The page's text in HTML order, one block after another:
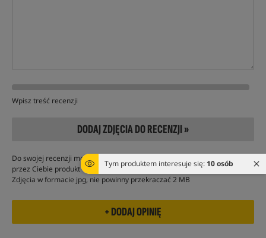
Tym produktem interesuje się: 10 osób
Wpisz treść recenzji
DODAJ ZDJĘCIA DO RECENZJI »
Do swojej recenzji możesz dodać do 5 zdjęć przedstawiających kupiony
przez Ciebie produkt
Zdjęcia w formacie jpg, nie powinny przekraczać 2 MB